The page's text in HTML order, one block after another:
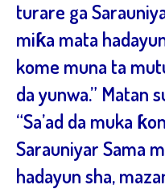
turare ga
miƙa mata
kome muna ta
da yunwa.” Matan
“Sa’ad da muka
Sarauniyar Sama
hadayun sha,